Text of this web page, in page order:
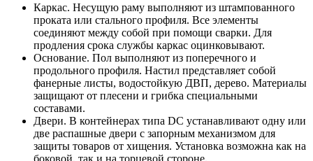
Каркас. Несущую раму выполняют из штампованного
проката или стального профиля. Все элементы
соединяют между собой при помощи сварки. Для
продления срока службы каркас оцинковывают.
Основание. Пол выполняют из поперечного и
продольного профиля. Настил представляет собой
фанерные листы, водостойкую ДВП, дерево. Материалы
защищают от плесени и грибка специальными
составами.
Двери. В контейнерах типа DC устанавливают одну или
две распашные двери с запорным механизмом для
защиты товаров от хищения. Установка возможна как на
боковой, так и на торцевой стороне.